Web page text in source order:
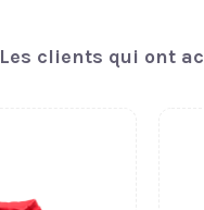
Les clients qui ont